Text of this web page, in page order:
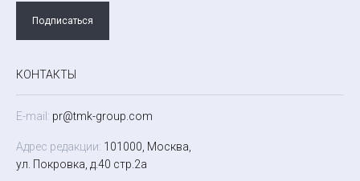
Подписаться
КОНТАКТЫ
E-mail: pr@tmk-group.com
Адрес редакции: 101000, Москва,
ул. Покровка, д.40 стр.2а